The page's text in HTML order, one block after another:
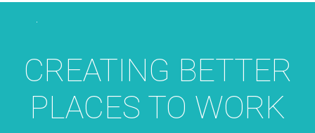
CREATING BETTER
PLACES TO WORK